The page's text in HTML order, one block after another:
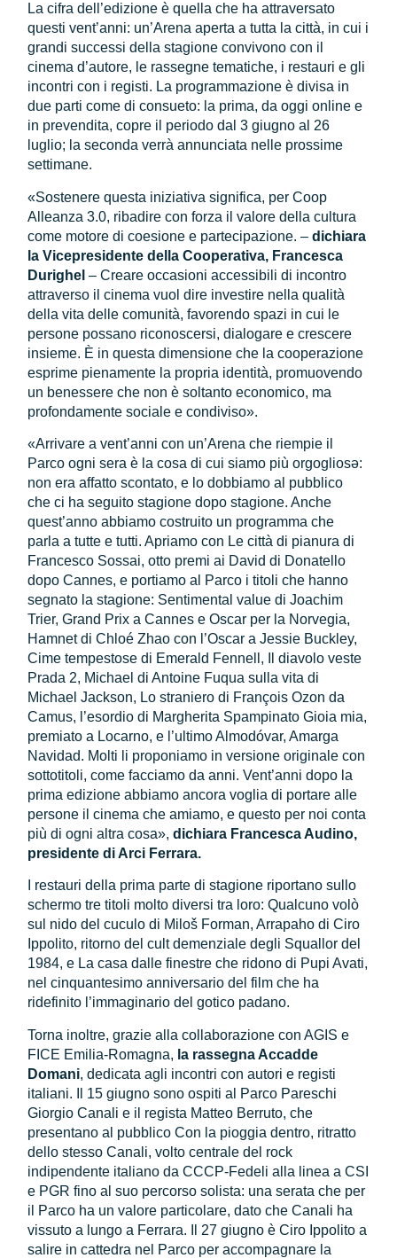
La cifra dell’edizione è quella che ha attraversato
questi vent’anni: un’Arena aperta a tutta la città, in cui i
grandi successi della stagione convivono con il
cinema d’autore, le rassegne tematiche, i restauri e gli
incontri con i registi. La programmazione è divisa in
due parti come di consueto: la prima, da oggi online e
in prevendita, copre il periodo dal 3 giugno al 26
luglio; la seconda verrà annunciata nelle prossime
settimane.
«Sostenere questa iniziativa significa, per Coop
Alleanza 3.0, ribadire con forza il valore della cultura
come motore di coesione e partecipazione. –dichiara
la Vicepresidente della Cooperativa, Francesca
Durighel – Creare occasioni accessibili di incontro
attraverso il cinema vuol dire investire nella qualità
della vita delle comunità, favorendo spazi in cui le
persone possano riconoscersi, dialogare e crescere
insieme. È in questa dimensione che la cooperazione
esprime pienamente la propria identità, promuovendo
un benessere che non è soltanto economico, ma
profondamente sociale e condiviso».
«Arrivare a vent’anni con un’Arena che riempie il
Parco ogni sera è la cosa di cui siamo più orgogliosə:
non era affatto scontato, e lo dobbiamo al pubblico
che ci ha seguito stagione dopo stagione. Anche
quest’anno abbiamo costruito un programma che
parla a tutte e tutti. Apriamo con Le città di pianura di
Francesco Sossai, otto premi ai David di Donatello
dopo Cannes, e portiamo al Parco i titoli che hanno
segnato la stagione: Sentimental value di Joachim
Trier, Grand Prix a Cannes e Oscar per la Norvegia,
Hamnet di Chloé Zhao con l’Oscar a Jessie Buckley,
Cime tempestose di Emerald Fennell, Il diavolo veste
Prada 2, Michael di Antoine Fuqua sulla vita di
Michael Jackson, Lo straniero di François Ozon da
Camus, l’esordio di Margherita Spampinato Gioia mia,
premiato a Locarno, e l’ultimo Almodóvar, Amarga
Navidad. Molti li proponiamo in versione originale con
sottotitoli, come facciamo da anni. Vent’anni dopo la
prima edizione abbiamo ancora voglia di portare alle
persone il cinema che amiamo, e questo per noi conta
più di ogni altra cosa»,dichiara Francesca Audino,
presidente di Arci Ferrara.
I restauri della prima parte di stagione riportano sullo
schermo tre titoli molto diversi tra loro: Qualcuno volò
sul nido del cuculo di Miloš Forman, Arrapaho di Ciro
Ippolito, ritorno del cult demenziale degli Squallor del
1984, e La casa dalle finestre che ridono di Pupi Avati,
nel cinquantesimo anniversario del film che ha
ridefinito l’immaginario del gotico padano.
Torna inoltre, grazie alla collaborazione con AGIS e
FICE Emilia-Romagna, la rassegna Accadde
Domani, dedicata agli incontri con autori e registi
italiani. Il 15 giugno sono ospiti al Parco Pareschi
Giorgio Canali e il regista Matteo Berruto, che
presentano al pubblico Con la pioggia dentro, ritratto
dello stesso Canali, volto centrale del rock
indipendente italiano da CCCP-Fedeli alla linea a CSI
e PGR fino al suo percorso solista: una serata che per
il Parco ha un valore particolare, dato che Canali ha
vissuto a lungo a Ferrara. Il 27 giugno è Ciro Ippolito a
salire in cattedra nel Parco per accompagnare la